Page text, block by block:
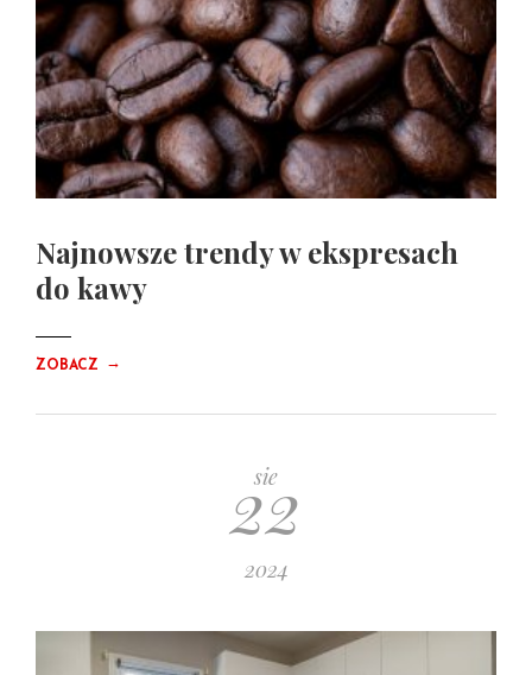
Najnowsze trendy w ekspresach
do kawy
ZOBACZ →
sie
22
2024